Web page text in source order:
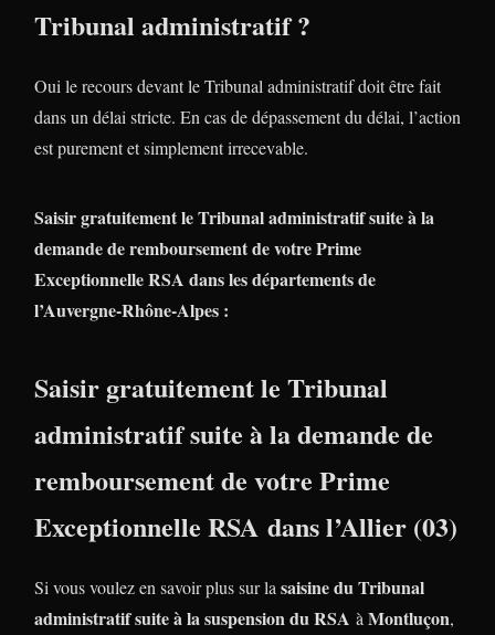
Tribunal administratif ?
Oui le recours devant le Tribunal administratif doit être fait
dans un délai stricte. En cas de dépassement du délai, l’action
est purement et simplement irrecevable.
Saisir gratuitement le Tribunal administratif suite à la
demande de remboursement de votre Prime
Exceptionnelle RSA dans les départements de
l’Auvergne-Rhône-Alpes :
Saisir gratuitement le Tribunal
administratif suite à la demande de
remboursement de votre Prime
Exceptionnelle RSA dans l’Allier (03)
Si vous voulez en savoir plus sur la saisine du Tribunal
administratif suite à la suspension du RSA à Montluçon,